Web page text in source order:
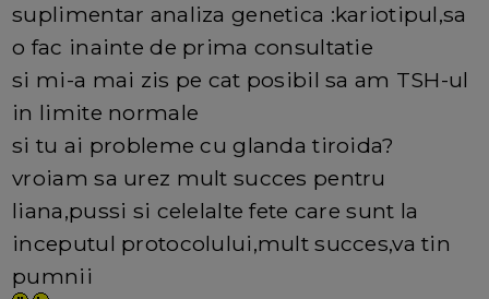
suplimentar analiza genetica :kariotipul,sa
o fac inainte de prima consultatie
si mi-a mai zis pe cat posibil sa am TSH-ul
in limite normale
si tu ai probleme cu glanda tiroida?
vroiam sa urez mult succes pentru
liana,pussi si celelalte fete care sunt la
inceputul protocolului,mult succes,va tin
pumnii